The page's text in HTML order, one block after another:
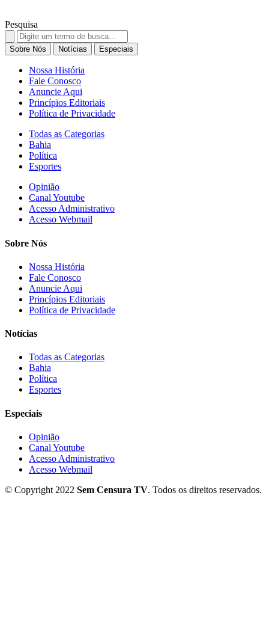
Pesquisa
Search
for:
Sobre Nós Notícias Especiais
Nossa História
Fale Conosco
Anuncie Aqui
Princípios Editoriais
Política de Privacidade
Todas as Categorias
Bahia
Política
Esportes
Opinião
Canal Youtube
Acesso Administrativo
Acesso Webmail
Sobre Nós
Nossa História
Fale Conosco
Anuncie Aqui
Princípios Editoriais
Política de Privacidade
Notícias
Todas as Categorias
Bahia
Política
Esportes
Especiais
Opinião
Canal Youtube
Acesso Administrativo
Acesso Webmail
© Copyright 2022 Sem Censura TV. Todos os direitos reservados.